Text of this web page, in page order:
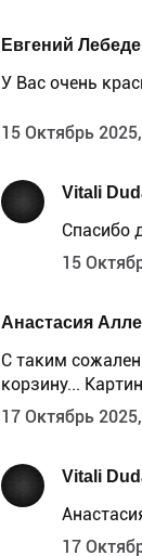
Евгений
У Вас очень
15 Октябрь
Vitali
Спасибо
15
Анастасия
С таким
корзину...
17 Октябрь
Vitali
17